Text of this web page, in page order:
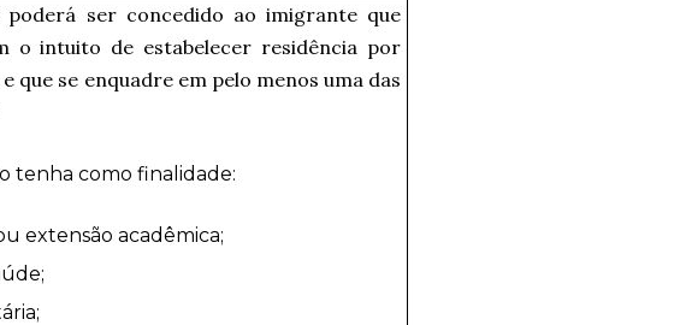
ser concedido ao imigrante que
o intuito de estabelecer residência por
que se enquadre em pelo menos uma das
tenha como finalidade:
extensão acadêmica;